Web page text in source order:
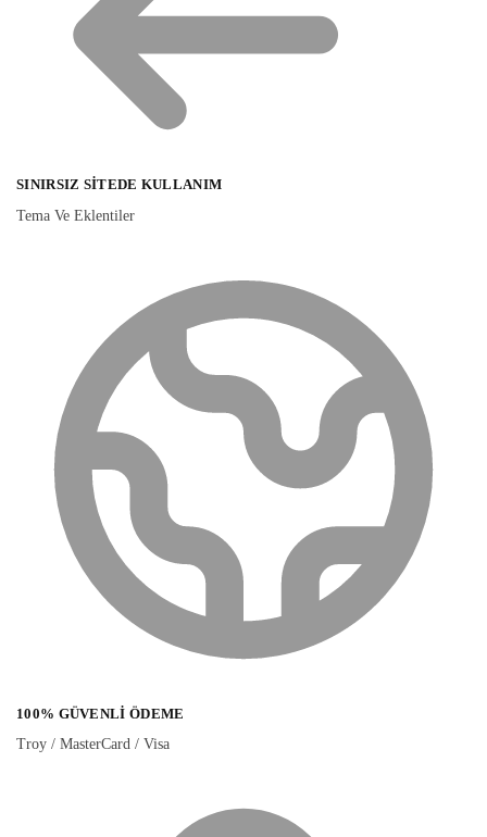
SINIRSIZ SITEDE KULLANIM
Tema Ve Eklentiler
100% GÜVENLI ÖDEME
Troy / MasterCard / Visa